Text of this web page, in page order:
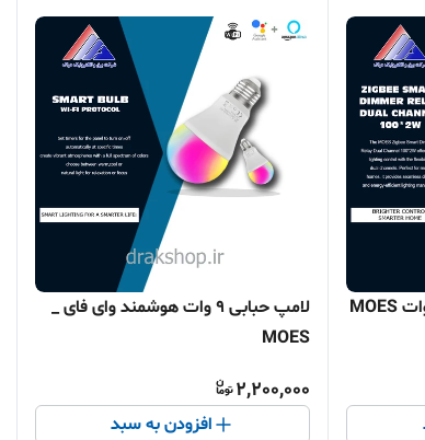
رله هوشمند دیمر دو پل 100 وات MOES
لامپ حبابی 9 وات هوشمند وای فای _
MOES
2,200,000
افزودن به سبد